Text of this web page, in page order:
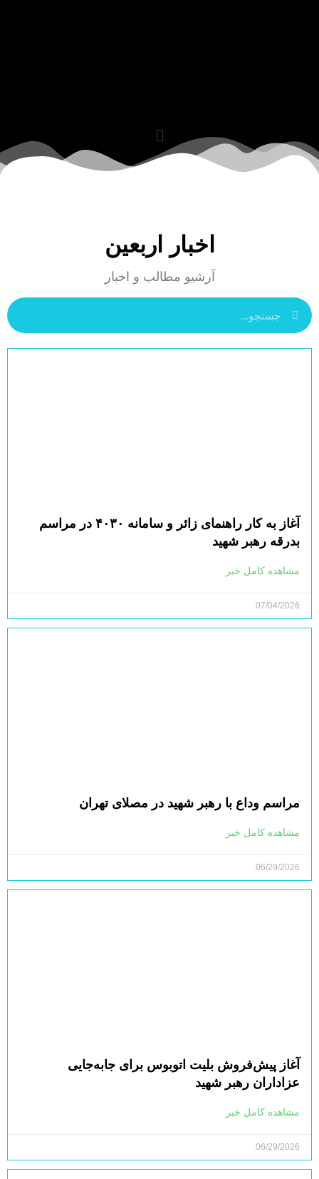
اخبار اربعین
آرشیو مطالب و اخبار
آغاز به کار راهنمای زائر و سامانه ۴۰۳۰ در مراسم
بدرقه رهبر شهید
مشاهده کامل خبر
07/04/2026
مراسم وداع با رهبر شهید در مصلای تهران
مشاهده کامل خبر
06/29/2026
آغاز پیش‌فروش بلیت اتوبوس برای جابه‌جایی
عزاداران رهبر شهید
مشاهده کامل خبر
06/29/2026